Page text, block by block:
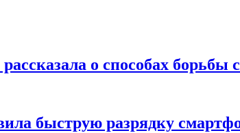
о способах борьбы
быструю разрядку